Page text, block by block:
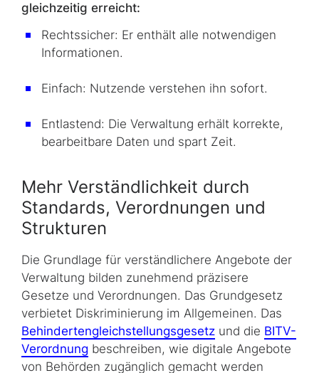
gleichzeitig erreicht:
Rechtssicher: Er enthält alle notwendigen
Informationen.
Einfach: Nutzende verstehen ihn sofort.
Entlastend: Die Verwaltung erhält korrekte,
bearbeitbare Daten und spart Zeit.
Mehr Verständlichkeit durch
Standards, Verordnungen und
Strukturen
Die Grundlage für verständlichere Angebote der
Verwaltung bilden zunehmend präzisere
Gesetze und Verordnungen. Das Grundgesetz
verbietet Diskriminierung im Allgemeinen. Das
Behindertengleichstellungsgesetz und die BITV-
Verordnung beschreiben, wie digitale Angebote
von Behörden zugänglich gemacht werden